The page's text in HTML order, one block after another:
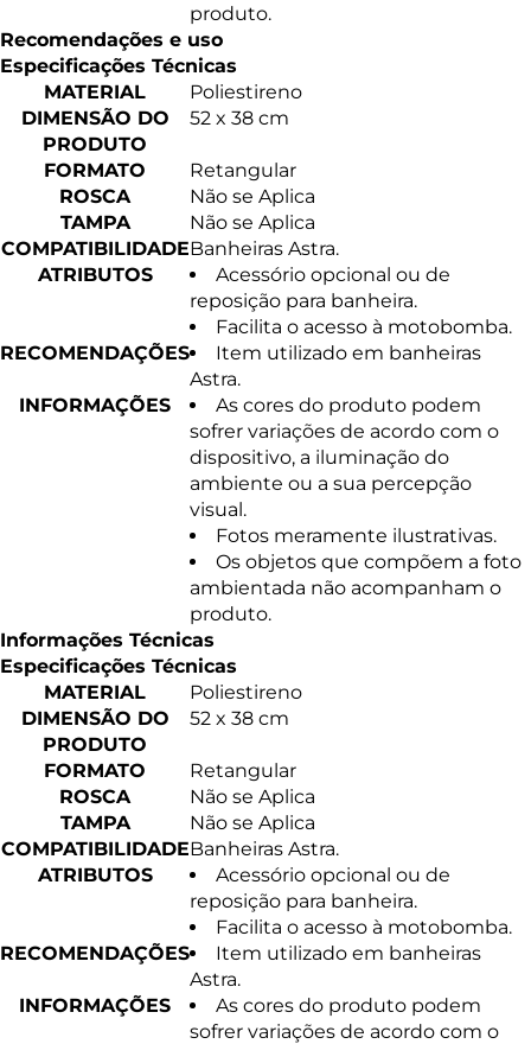
produto.
Recomendações e uso
Especificações Técnicas
MATERIAL
Poliestireno
DIMENSÃO DO
PRODUTO
52 x 38 cm
FORMATO
Retangular
ROSCA
Não se Aplica
TAMPA
Não se Aplica
COMPATIBILIDADEBanheiras Astra.
ATRIBUTOS
Acessório opcional ou de
reposição para banheira.
Facilita o acesso à motobomba.
RECOMENDAÇÕES
Item utilizado em banheiras
Astra.
INFORMAÇÕES
As cores do produto podem
sofrer variações de acordo com o
dispositivo, a iluminação do
ambiente ou a sua percepção
visual.
Fotos meramente ilustrativas.
Os objetos que compõem a foto
ambientada não acompanham o
produto.
Informações Técnicas
Especificações Técnicas
MATERIAL
Poliestireno
DIMENSÃO DO
PRODUTO
52 x 38 cm
FORMATO
Retangular
ROSCA
Não se Aplica
TAMPA
Não se Aplica
COMPATIBILIDADEBanheiras Astra.
ATRIBUTOS
Acessório opcional ou de
reposição para banheira.
Facilita o acesso à motobomba.
RECOMENDAÇÕES
Item utilizado em banheiras
Astra.
INFORMAÇÕES
As cores do produto podem
sofrer variações de acordo com o